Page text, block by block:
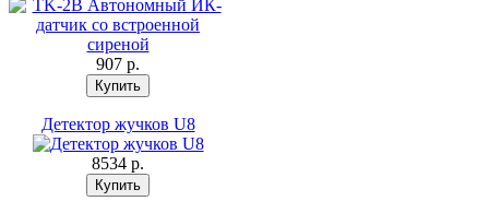
907 p.
Детектор жучков U8
8534 p.